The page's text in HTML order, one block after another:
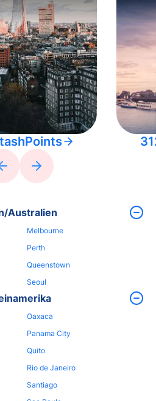
Australien
Melbourne
Perth
Queenstown
Seoul
Oaxaca
Panama City
Quito
Rio de Janeiro
Santiago